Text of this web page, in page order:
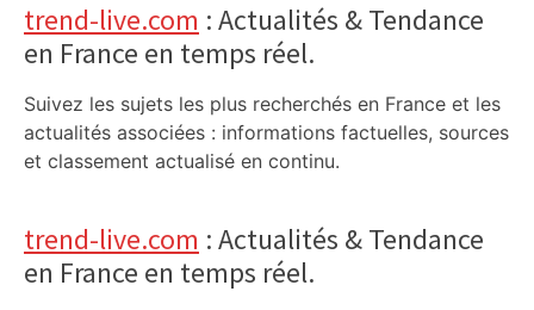
trend-live.com : Actualités & Tendance
en France en temps réel.
Suivez les sujets les plus recherchés en France et les
actualités associées : informations factuelles, sources
et classement actualisé en continu.
trend-live.com : Actualités & Tendance
en France en temps réel.